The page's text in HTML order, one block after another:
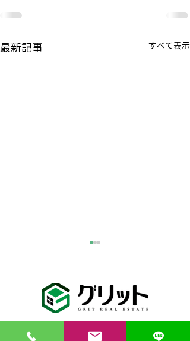
最新記事 すべて表示
熊本の皆様、大丈夫でしょう
か。 このたびの地震により被
害を受けられた皆様に、心よ
りお見舞い申し上げます。 東
免許(2)第5307号